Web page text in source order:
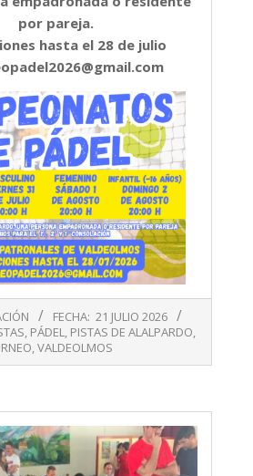
por pareja.
hasta el 28 de julio
FECHA: 21 JULIO 2026
, PÁDEL, PISTAS DE ALALPARDO,
,VALDEOLMOS